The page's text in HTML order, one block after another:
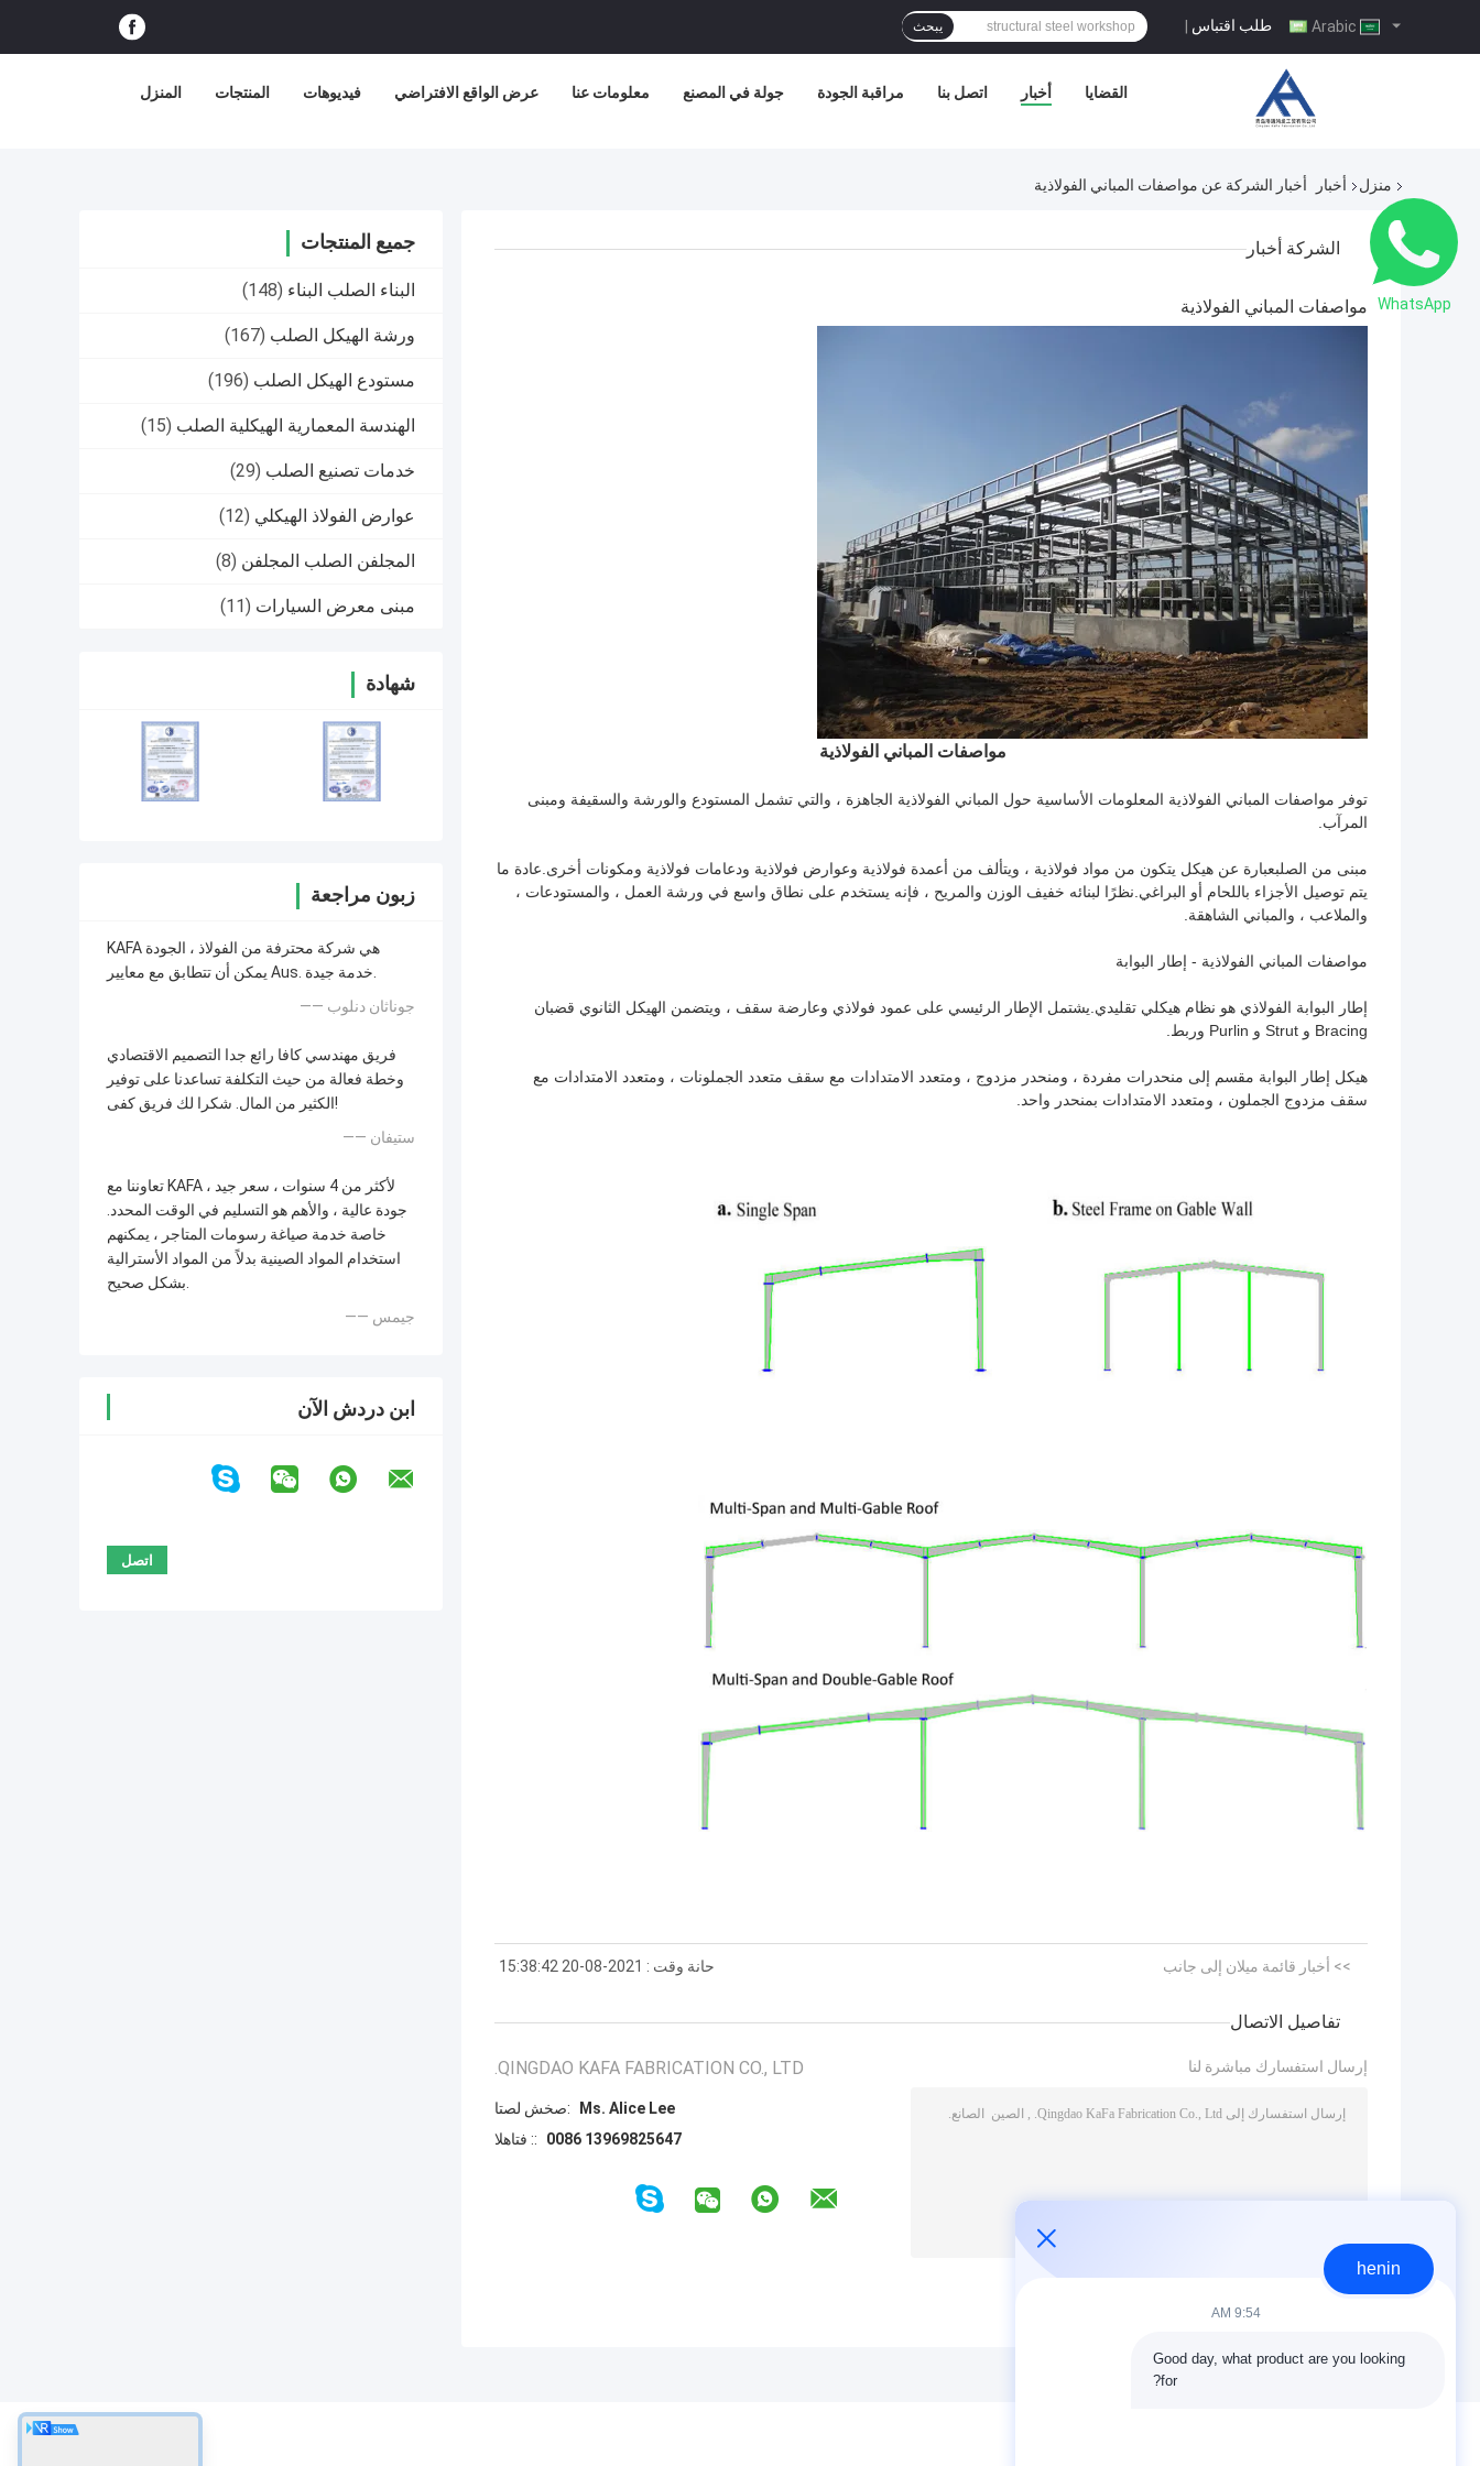
طلب اقتباس | يبحث
المنزل المنتجات فيديوهات عرض الواقع الافتراضي معلومات عنا جولة في المصنع مراقبة الجودة اتصل بنا أخبار القضايا
منزل أخبار أخبار الشركة عن مواصفات المباني الفولاذية
جميع المنتجات
البناء الصلب البناء (148)
ورشة الهيكل الصلب (167)
مستودع الهيكل الصلب (196)
الهندسة المعمارية الهيكلية الصلب (15)
خدمات تصنيع الصلب (29)
عوارض الفولاذ الهيكلي (12)
المجلفن الصلب المجلفن (8)
مبنى معرض السيارات (11)
شهادة
زبون مراجعة
KAFA هي شركة محترفة من الفولاذ ، الجودة
يمكن أن تتطابق مع معايير Aus. خدمة جيدة.
—— جوناثان دنلوب
فريق مهندسي كافا رائع جدا التصميم الاقتصادي
وخطة فعالة من حيث التكلفة تساعدنا على توفير
الكثير من المال. شكرا لك فريق كفى!
—— ستيفان
تعاوننا مع KAFA لأكثر من 4 سنوات ، سعر جيد ،
جودة عالية ، والأهم هو التسليم في الوقت المحدد.
خاصة خدمة صياغة رسومات المتاجر ، يمكنهم
استخدام المواد الصينية بدلاً من المواد الأسترالية
بشكل صحيح.
—— جيمس
ابن دردش الآن
الشركة أخبار
مواصفات المباني الفولاذية
مواصفات المباني الفولاذية
توفر مواصفات المباني الفولاذية المعلومات الأساسية حول المباني الفولاذية الجاهزة ، والتي تشمل المستودع والورشة والسقيفة ومبنى
المرآب.
مبنى من الصلبعبارة عن هيكل يتكون من مواد فولاذية ، ويتألف من أعمدة فولاذية وعوارض فولاذية ودعامات فولاذية ومكونات أخرى.عادة ما
يتم توصيل الأجزاء باللحام أو البراغي.نظرًا لبنائه خفيف الوزن والمريح ، فإنه يستخدم على نطاق واسع في ورشة العمل ، والمستودعات ،
والملاعب ، والمباني الشاهقة.
مواصفات المباني الفولاذية - إطار البوابة
إطار البوابة الفولاذي هو نظام هيكلي تقليدي.يشتمل الإطار الرئيسي على عمود فولاذي وعارضة سقف ، ويتضمن الهيكل الثانوي قضبان
Bracing و Strut و Purlin وربط.
هيكل إطار البوابة مقسم إلى منحدرات مفردة ، ومنحدر مزدوج ، ومتعدد الامتدادات مع سقف متعدد الجملونات ، ومتعدد الامتدادات مع
سقف مزدوج الجملون ، ومتعدد الامتدادات بمنحدر واحد.
حانة وقت : 2021-08-20 15:38:42 >> أخبار قائمة ميلان إلى جانب
تفاصيل الاتصال
QINGDAO KAFA FABRICATION CO., LTD.
اتصل شخص:
Ms. Alice Lee
الهاتف ::
0086 13969825647
إرسال استفسارك مباشرة لنا
(
0
WhatsApp
henin
9:54 AM
Good day, what product are you looking
for?